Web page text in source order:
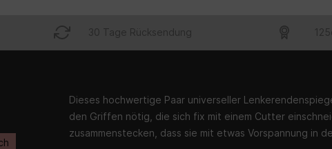
30 Tage Rücksendung
Dieses hochwertige Paar universeller
den Griffen nötig, die sich fix mit einem Cutter
zusammenstecken, dass sie mit etwas Vorspannung in